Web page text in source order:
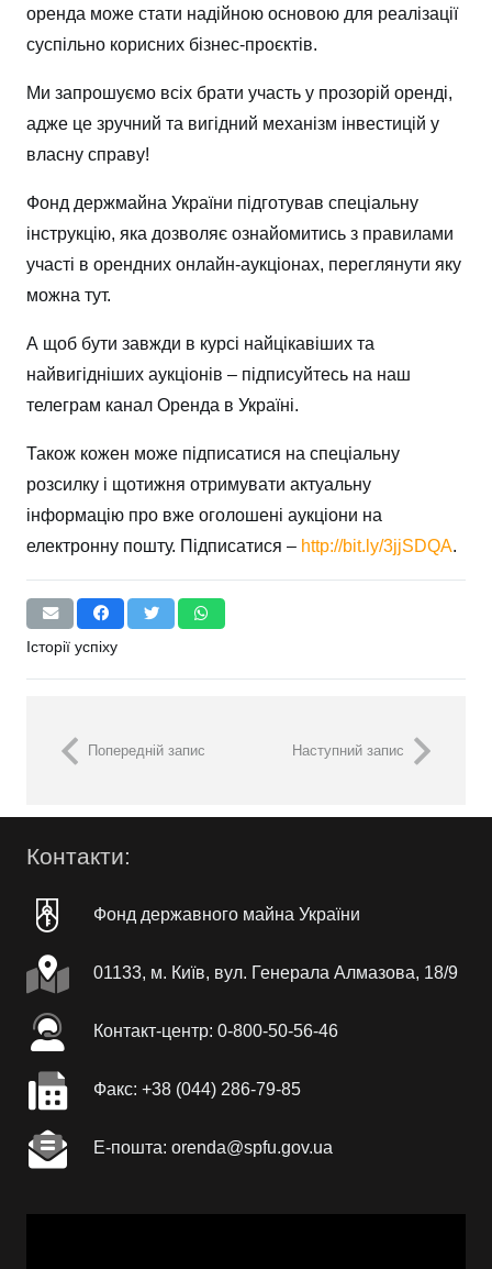
оренда може стати надійною основою для реалізації
суспільно корисних бізнес-проєктів.
Ми запрошуємо всіх брати участь у прозорій оренді,
адже це зручний та вигідний механізм інвестицій у
власну справу!
Фонд держмайна України підготував спеціальну
інструкцію, яка дозволяє ознайомитись з правилами
участі в орендних онлайн-аукціонах, переглянути яку
можна тут.
А щоб бути завжди в курсі найцікавіших та
найвигідніших аукціонів – підписуйтесь на наш
телеграм канал Оренда в Україні.
Також кожен може підписатися на спеціальну
розсилку і щотижня отримувати актуальну
інформацію про вже оголошені аукціони на
електронну пошту. Підписатися – http://bit.ly/3jjSDQA.
Історії успіху
Попередній запис Наступний запис
Контакти:
Фонд державного майна України
01133, м. Київ, вул. Генерала Алмазова, 18/9
Контакт-центр: 0-800-50-56-46
Факc: +38 (044) 286-79-85
Е-пошта: orenda@spfu.gov.ua